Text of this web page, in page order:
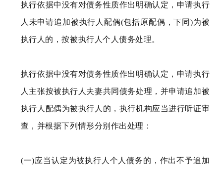
执行依据中没有对债务性质作出明确认定，申请执行
人未申请追加被执行人配偶(包括原配偶，下同)为被
执行人的，按被执行人个人债务处理。
执行依据中没有对债务性质作出明确认定，申请执行
人主张按被执行人夫妻共同债务处理，并申请追加被
执行人配偶为被执行人的，执行机构应当进行听证审
查，并根据下列情形分别作出处理：
(一)应当认定为被执行人个人债务的，作出不予追加